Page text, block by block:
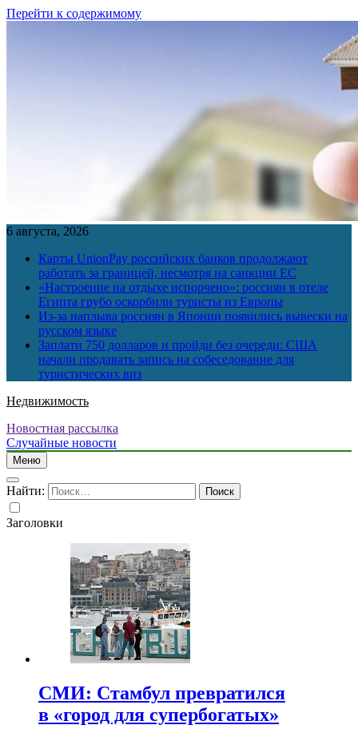
Перейти к содержимому
6 августа, 2026
Карты UnionPay российских банков продолжают
работать за границей, несмотря на санкции ЕС
«Настроение на отдыхе испорчено»: россиян в отеле
Египта грубо оскорбили туристы из Европы
Из-за наплыва россиян в Японии появились вывески на
русском языке
Заплати 750 долларов и пройди без очереди: США
начали продавать запись на собеседование для
туристических виз
Недвижимость
Новостная рассылка
Случайные новости
Меню
Найти:
Заголовки
СМИ: Стамбул превратился
в «город для супербогатых»